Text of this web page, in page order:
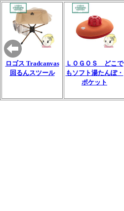
ロゴス Tradcanvas
回るんスツール
ＬＯＧＯＳ どこで
もソフト湯たんぽ・
ポケット